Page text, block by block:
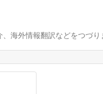
海外情報翻訳などをつづり